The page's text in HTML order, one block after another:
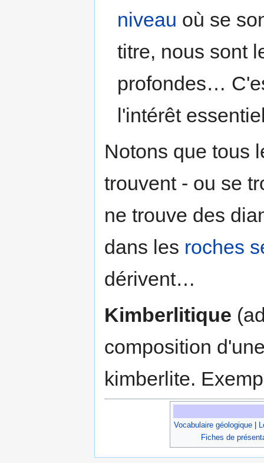
niveau où se
titre, nous sont
profondes…
l'intérêt
Notons que tous
trouvent - ou se
ne trouve des
dans les roches
dérivent…
Kimberlitique
composition
kimberlite.
Vocabulaire géologique|
Fiches de